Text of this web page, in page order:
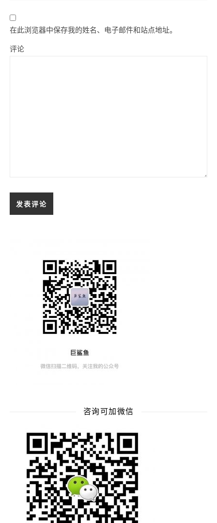
在此浏览器中保存我的姓名、电子邮件和站点地址。
评论
咨询可加微信